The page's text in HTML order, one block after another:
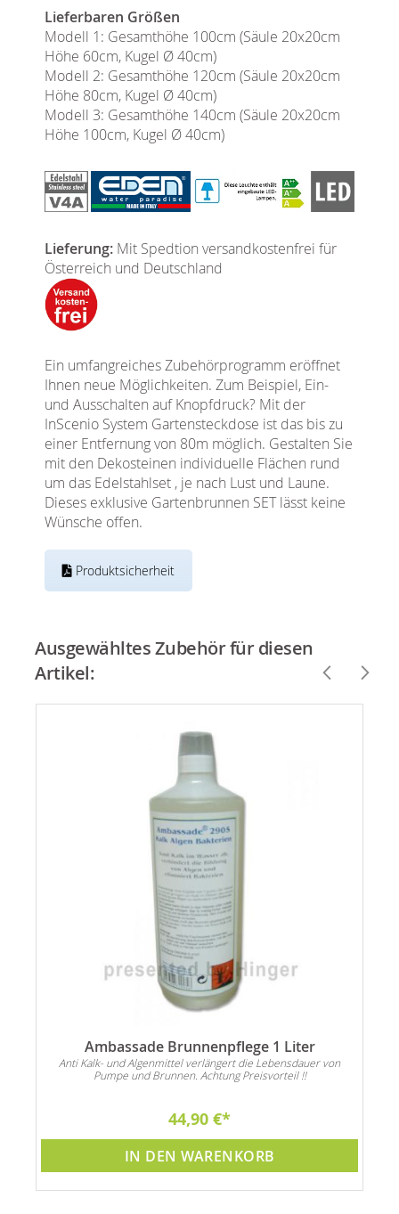
Lieferbaren Größen
Modell 1: Gesamthöhe 100cm (Säule 20x20cm
Höhe 60cm, Kugel Ø 40cm)
Modell 2: Gesamthöhe 120cm (Säule 20x20cm
Höhe 80cm, Kugel Ø 40cm)
Modell 3: Gesamthöhe 140cm (Säule 20x20cm
Höhe 100cm, Kugel Ø 40cm)
Lieferung: Mit Spedtion versandkostenfrei für
Österreich und Deutschland
Ein umfangreiches Zubehörprogramm eröffnet
Ihnen neue Möglichkeiten. Zum Beispiel, Ein-
und Ausschalten auf Knopfdruck? Mit der
InScenio System Gartensteckdose ist das bis zu
einer Entfernung von 80m möglich. Gestalten Sie
mit den Dekosteinen individuelle Flächen rund
um das Edelstahlset , je nach Lust und Laune.
Dieses exklusive Gartenbrunnen SET lässt keine
Wünsche offen.
Produktsicherheit
Ausgewähltes Zubehör für diesen
Artikel:
Ambassade Brunnenpflege 1 Liter
Anti Kalk- und Algenmittel verlängert die Lebensdauer von
Pumpe und Brunnen. Achtung Preisvorteil !!
44,90 €
IN DEN WARENKORB